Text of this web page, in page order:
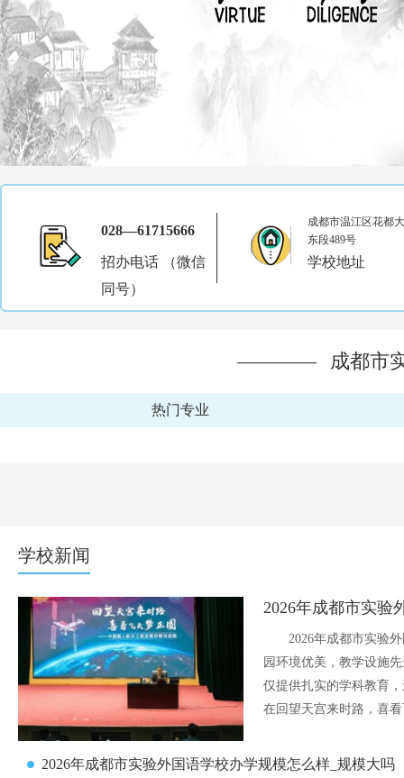
028—61715666
招办电话 （微信
同号）
成都市温江区花都
东段489号
学校地址
———— 成都市
热门专业
学校新闻
2026年成都市实验
​2026年成都市实验
园环境优美，教学设施
仅提供扎实的学科教育
在回望天宫来时路，喜
2026年成都市实验外国语学校办学规模怎么样_规模大吗